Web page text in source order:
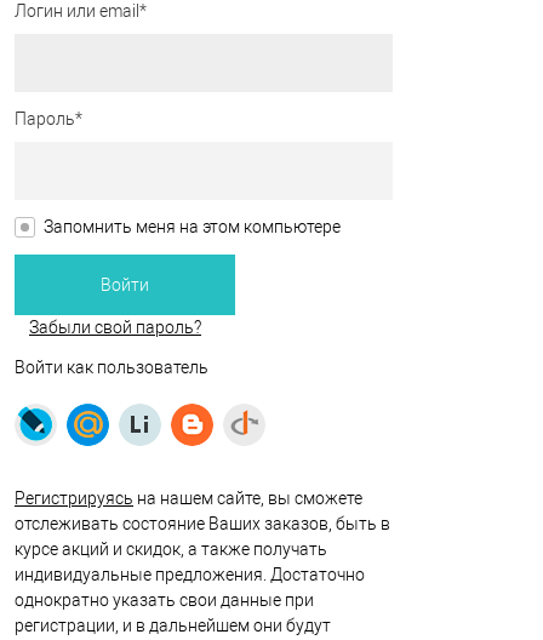
Логин или email*
Пароль*
Запомнить меня на этом компьютере
Забыли свой пароль?
Войти как пользователь
Регистрируясь на нашем сайте, вы сможете
отслеживать состояние Ваших заказов, быть в
курсе акций и скидок, а также получать
индивидуальные предложения. Достаточно
однократно указать свои данные при
регистрации, и в дальнейшем они будут